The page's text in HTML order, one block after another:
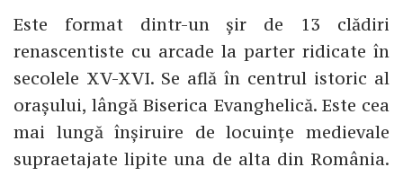
Este format dintr-un șir de 13 clădiri
renascentiste cu arcade la parter ridicate în
secolele XV-XVI. Se află în centrul istoric al
orașului, lângă Biserica Evanghelică. Este cea
mai lungă înșiruire de locuințe medievale
supraetajate lipite una de alta din România.